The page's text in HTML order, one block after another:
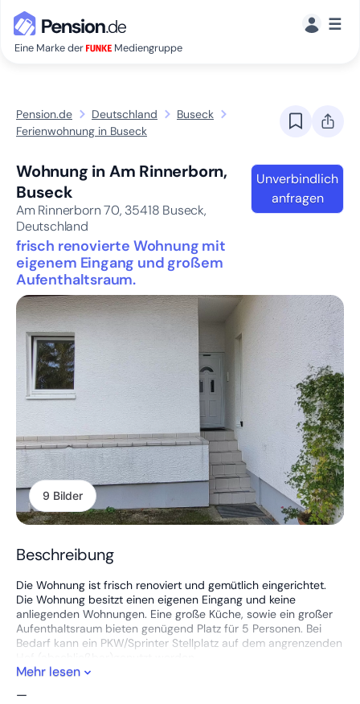
Eine Marke der Mediengruppe
☰
Pension.de Deutschland
Buseck
Ferienwohnung in Buseck
Wohnung in Am Rinnerborn,
Buseck
Am Rinnerborn 70, 35418 Buseck,
Deutschland
frisch renovierte Wohnung mit
eigenem Eingang und großem
Aufenthaltsraum.
Unverbindlich
anfragen
9 Bilder
Beschreibung
Die Wohnung ist frisch renoviert und gemütlich eingerichtet.
Die Wohnung besitzt einen eigenen Eingang und keine
anliegenden Wohnungen. Eine große Küche, sowie ein großer
Aufenthaltsraum bieten genügend Platz für 5 Personen. Bei
Bedarf kann ein PKW/Sprinter Stellplatz auf dem angrenzenden
Die Wohnung befindet sich in zentraler Lage , nur 3,5 KM bis
Mehr lesen
—